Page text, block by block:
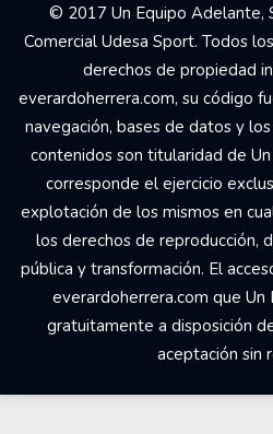
© 2017 Un Equipo Adelante,
Comercial Udesa Sport. Todos
derechos de propiedad
everardoherrera.com, su código
navegación, bases de datos y
contenidos son titularidad de
corresponde el ejercicio
explotación de los mismos en
los derechos de reproducción,
pública y transformación. El
everardoherrera.com que
gratuitamente a disposición
aceptación sin